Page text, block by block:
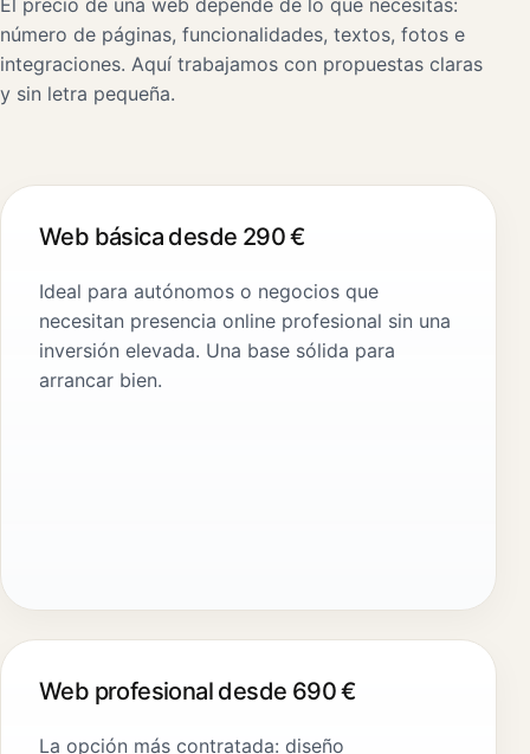
número de páginas, funcionalidades, textos, fotos e
integraciones. Aquí trabajamos con propuestas claras
y sin letra pequeña.
Web básica desde 290 €
Ideal para autónomos o negocios que
necesitan presencia online profesional sin una
inversión elevada. Una base sólida para
arrancar bien.
Web profesional desde 690 €
La opción más contratada: diseño